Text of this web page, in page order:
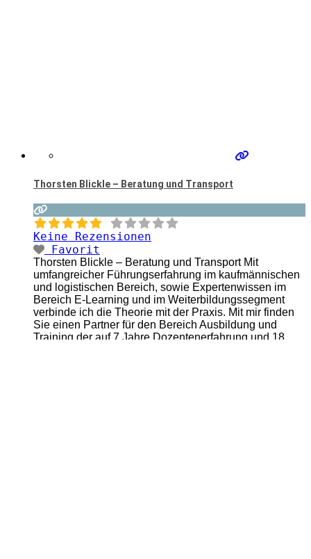
Thorsten Blickle – Beratung und Transport
Keine Rezensionen
Favorit
Thorsten Blickle – Beratung und Transport Mit
umfangreicher Führungserfahrung im kaufmännischen
und logistischen Bereich, sowie Expertenwissen im
Bereich E-Learning und im Weiterbildungssegment
verbinde ich die Theorie mit der Praxis. Mit mir finden
Sie einen Partner für den Bereich Ausbildung und
Training der auf 7 Jahre Dozentenerfahrung und 18